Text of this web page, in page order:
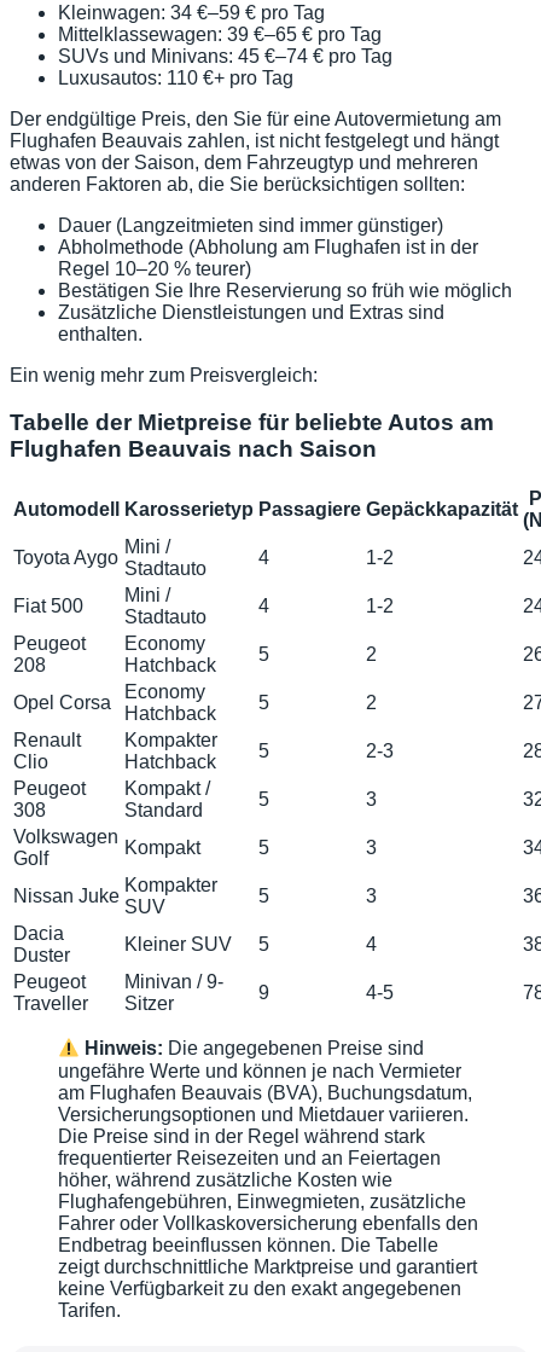
Kleinwagen: 34 €–59 € pro Tag
Mittelklassewagen: 39 €–65 € pro Tag
SUVs und Minivans: 45 €–74 € pro Tag
Luxusautos: 110 €+ pro Tag
Der endgültige Preis, den Sie für eine Autovermietung am
Flughafen Beauvais zahlen, ist nicht festgelegt und hängt
etwas von der Saison, dem Fahrzeugtyp und mehreren
anderen Faktoren ab, die Sie berücksichtigen sollten:
Dauer (Langzeitmieten sind immer günstiger)
Abholmethode (Abholung am Flughafen ist in der
Regel 10–20 % teurer)
Bestätigen Sie Ihre Reservierung so früh wie möglich
Zusätzliche Dienstleistungen und Extras sind
enthalten.
Ein wenig mehr zum Preisvergleich:
Tabelle der Mietpreise für beliebte Autos am
Flughafen Beauvais nach Saison
Automodell Karosserietyp Passagiere Gepäckkapazität
Toyota Aygo
Mini /
Stadtauto
4 1-2
Fiat 500
Mini /
Stadtauto
4 1-2
Peugeot
208
Economy
Hatchback
5 2
Opel Corsa
Economy
Hatchback
5 2
Renault
Clio
Kompakter
Hatchback
5 2-3
Peugeot
308
Kompakt /
Standard
5 3
Volkswagen
Golf
Kompakt 5 3
Nissan Juke
Kompakter
SUV
5 3
Dacia
Duster
Kleiner SUV 5 4
Peugeot
Traveller
Minivan / 9-
Sitzer
9 4-5
Hinweis: Die angegebenen Preise sind
ungefähre Werte und können je nach Vermieter
am Flughafen Beauvais (BVA), Buchungsdatum,
Versicherungsoptionen und Mietdauer variieren.
Die Preise sind in der Regel während stark
frequentierter Reisezeiten und an Feiertagen
höher, während zusätzliche Kosten wie
Flughafengebühren, Einwegmieten, zusätzliche
Fahrer oder Vollkaskoversicherung ebenfalls den
Endbetrag beeinflussen können. Die Tabelle
zeigt durchschnittliche Marktpreise und garantiert
keine Verfügbarkeit zu den exakt angegebenen
Tarifen.